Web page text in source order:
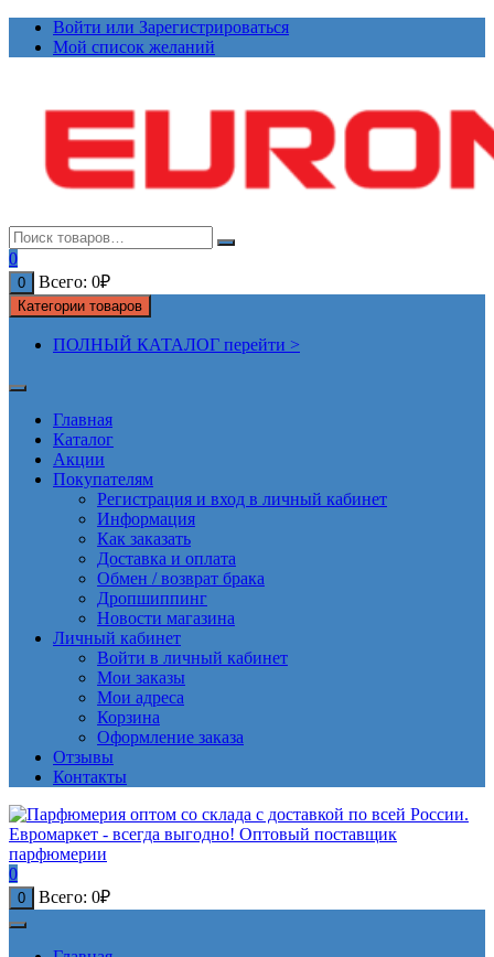
ПерейтиВойти или Зарегистрироваться
Мой список желаний
0
0 Всего: 0₽
Категории товаров
ПОЛНЫЙ КАТАЛОГ перейти >
Главная
Каталог
Акции
Покупателям
Регистрация и вход в личный кабинет
Информация
Как заказать
Доставка и оплата
Обмен / возврат брака
Дропшиппинг
Новости магазина
Личный кабинет
Войти в личный кабинет
Мои заказы
Мои адреса
Корзина
Оформление заказа
Отзывы
Контакты
0
0 Всего: 0₽